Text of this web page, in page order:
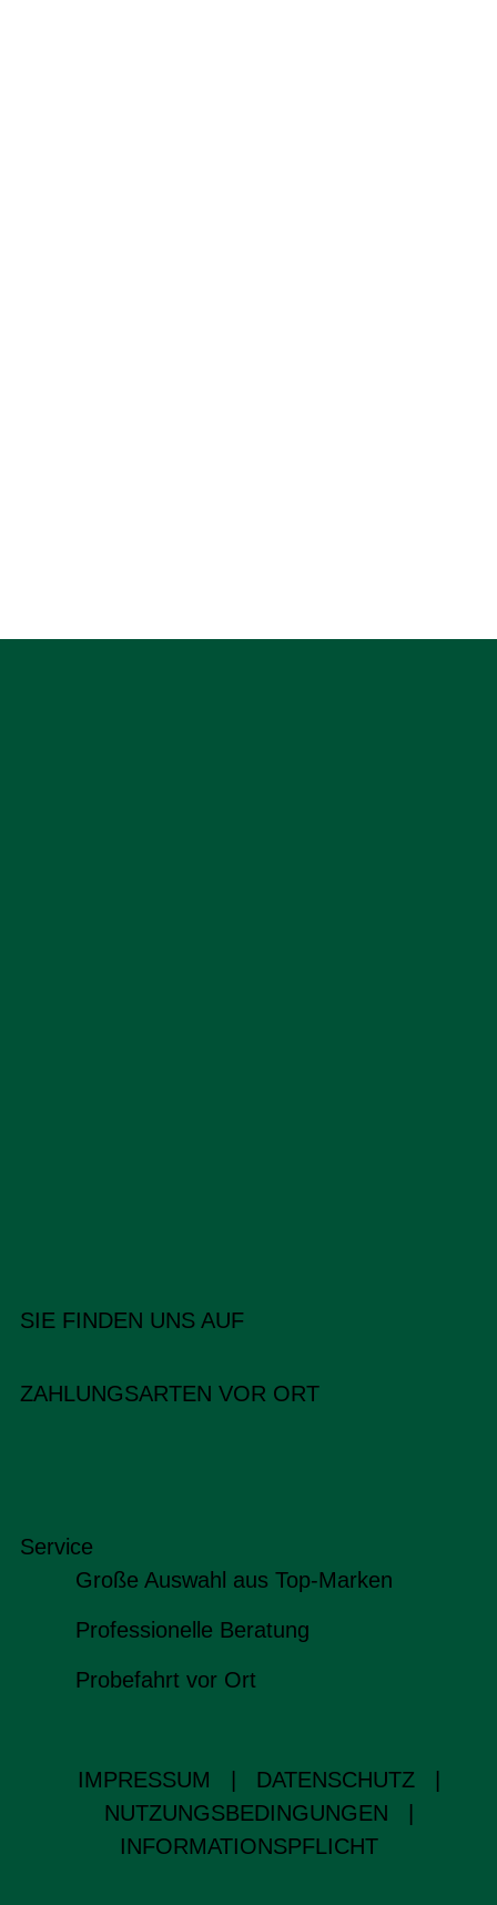
SIE FINDEN UNS AUF
ZAHLUNGSARTEN VOR ORT
Service
Große Auswahl aus Top-Marken
Professionelle Beratung
Probefahrt vor Ort
IMPRESSUM DATENSCHUTZ
NUTZUNGSBEDINGUNGEN
INFORMATIONSPFLICHT